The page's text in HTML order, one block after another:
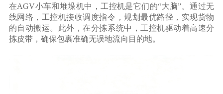
在AGV小车和堆垛机中，工控机是它们的“大脑”。通过无
线网络，工控机接收调度指令，规划最优路径，实现货物
的自动搬运。此外，在分拣系统中，工控机驱动着高速分
拣皮带，确保包裹准确无误地流向目的地。